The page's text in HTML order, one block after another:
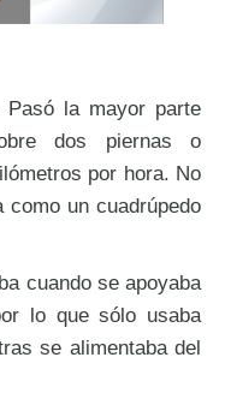
Pasó la mayor parte
dos piernas o
por hora. No
como un cuadrúpedo
cuando se apoyaba
lo que sólo usaba
se alimentaba del